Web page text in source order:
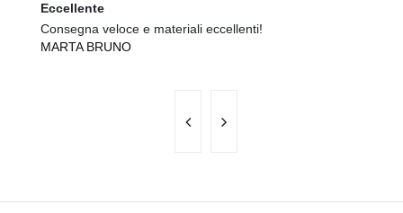
Eccellente
Consegna veloce e materiali eccellenti!
MARTA BRUNO